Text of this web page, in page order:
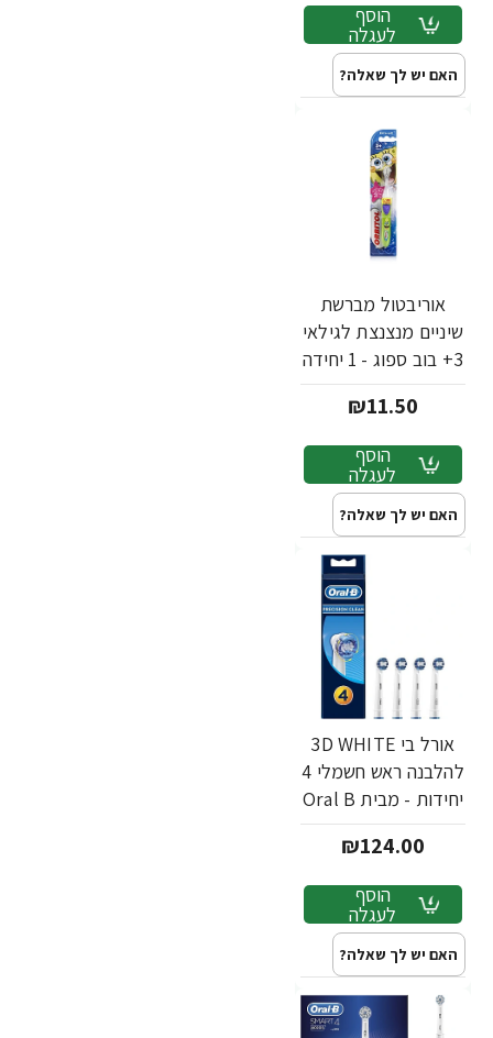
הוסף
לעגלה
האם יש לך שאלה?
אוריבטול מברשת
שיניים מנצנצת לגילאי
3+ בוב ספוג - 1 יחידה
₪11.50
הוסף
לעגלה
האם יש לך שאלה?
אורל בי 3D WHITE
להלבנה ראש חשמלי 4
יחידות - מבית Oral B
₪124.00
הוסף
לעגלה
האם יש לך שאלה?